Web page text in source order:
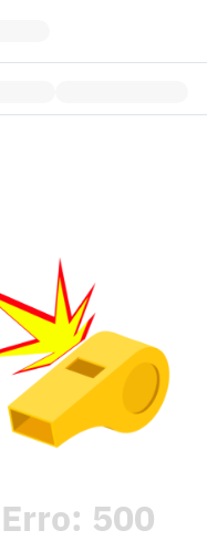
Erro: 500